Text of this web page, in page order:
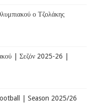
ο Τζολάκης
| Σεζόν 2025-26 |
| Season 2025/26